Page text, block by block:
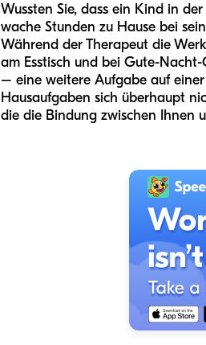
Wussten Sie, dass ein Kind in
wache Stunden zu Hause bei
Während der Therapeut die
am Esstisch und bei Gute-
– eine weitere Aufgabe auf
Hausaufgaben sich überhaupt
die die Bindung zwischen Ihnen